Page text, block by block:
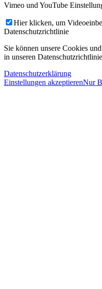
Vimeo und YouTube
Hier klicken, um
Datenschutzrichtlinie
Sie können unsere Cookies
in unseren
Datenschutzerklärung
Einstellungen akzeptierenNur